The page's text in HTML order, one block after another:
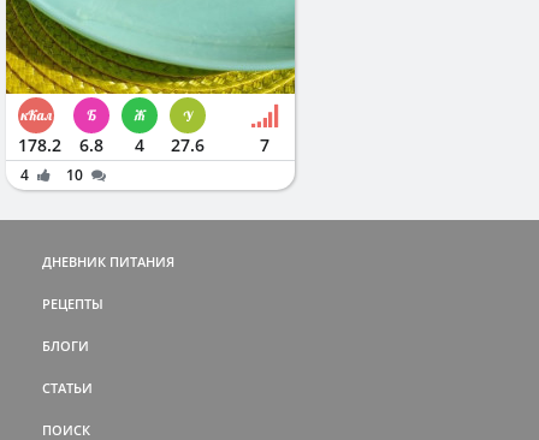
178.2 6.8 4 27.6 7
4 10
ДНЕВНИК ПИТАНИЯ
РЕЦЕПТЫ
БЛОГИ
СТАТЬИ
ПОИСК